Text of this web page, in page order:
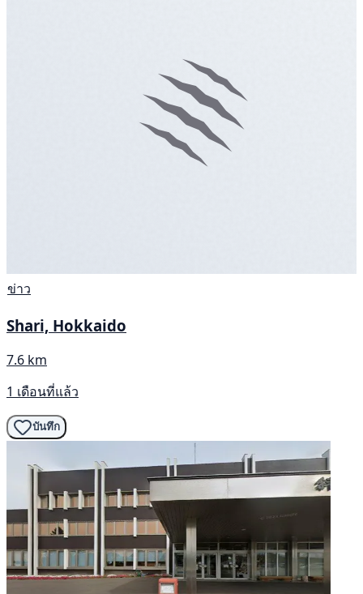
ข่าว
Shari, Hokkaido
7.6 km
1 เดือนที่แล้ว
บันทึก